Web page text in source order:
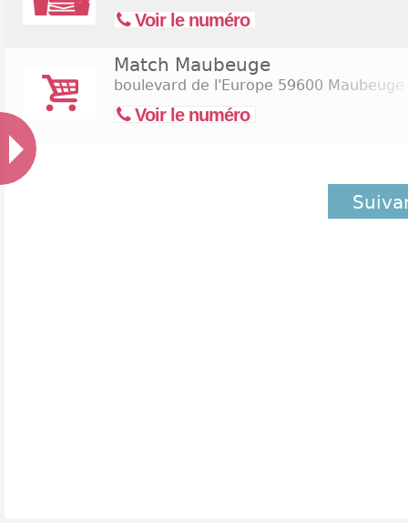
Voir le numéro
Match Maubeuge
boulevard de l'Europe 59600 Maubeuge
Voir le numéro